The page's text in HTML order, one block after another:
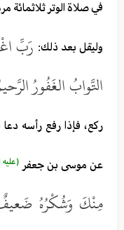
في صلاة الوتر ثلاثمائة
وليقل بعد ذلك: رَبِّ
التَّوابُ الغَفُورُ
ركع، فإذا رفع رأسه دعا
عن موسى بن جعفر (عليه
مِنْكَ وَشُكْرُهُ